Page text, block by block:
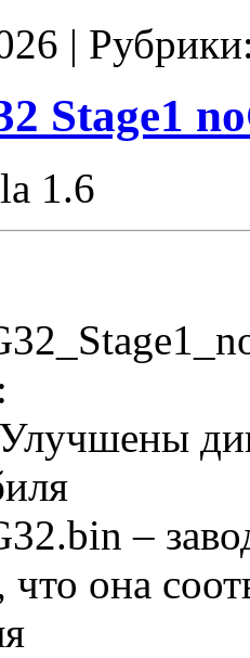
Stage1
E2
|
Stage1
1.6
–
что она